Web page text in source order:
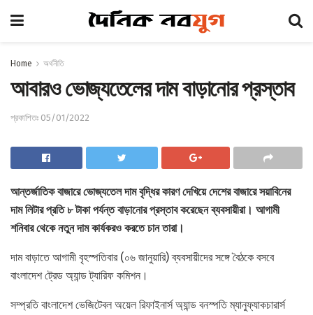
Home অর্থনীতি
আবারও ভোজ্যতেলের দাম বাড়ানোর প্রস্তাব
প্রকাশিতঃ 05/01/2022
আন্তর্জাতিক বাজারে ভোজ্যতেল দাম বৃদ্ধির কারণ দেখিয়ে দেশের বাজারে সয়াবিনের
দাম লিটার প্রতি ৮ টাকা পর্যন্ত বাড়ানোর প্রস্তাব করেছেন ব্যবসায়ীরা। আগামী
শনিবার থেকে নতুন দাম কার্যকরও করতে চান তারা।
দাম বাড়াতে আগামী বৃহস্পতিবার (০৬ জানুয়ারি) ব্যবসায়ীদের সঙ্গে বৈঠকে বসবে
বাংলাদেশ ট্রেড অ্যান্ড ট্যারিফ কমিশন।
সম্প্রতি বাংলাদেশ ভেজিটেবল অয়েল রিফাইনার্স অ্যান্ড বনস্পতি ম্যানুফ্যাকচারার্স